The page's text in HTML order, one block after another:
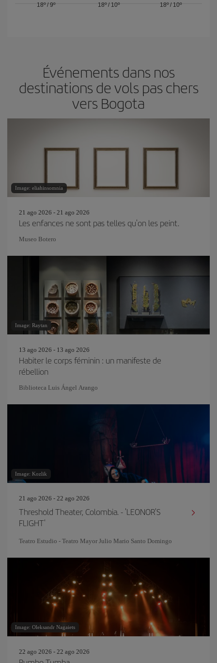
18º/9º
18º/ 10º
18º/ 10º
Événements dans nos
destinations de vols pas chers
vers Bogota
Image: eliahinsomnia
21 ago 2026 - 21 ago 2026
Les enfances ne sont pas telles qu'on les peint.
Museo Botero
Image: Raytan
13 ago 2026 - 13 ago 2026
Habiter le corps féminin : un manifeste de
rébellion
Biblioteca Luis Ángel Arango
Image: Kozlik
21 ago 2026 - 22 ago 2026
Threshold Theater, Colombia. - 'LEONOR'S
FLIGHT'
Teatro Estudio - Teatro Mayor Julio Mario Santo Domingo
Image: Oleksandr Nagaiets
22 ago 2026 - 22 ago 2026